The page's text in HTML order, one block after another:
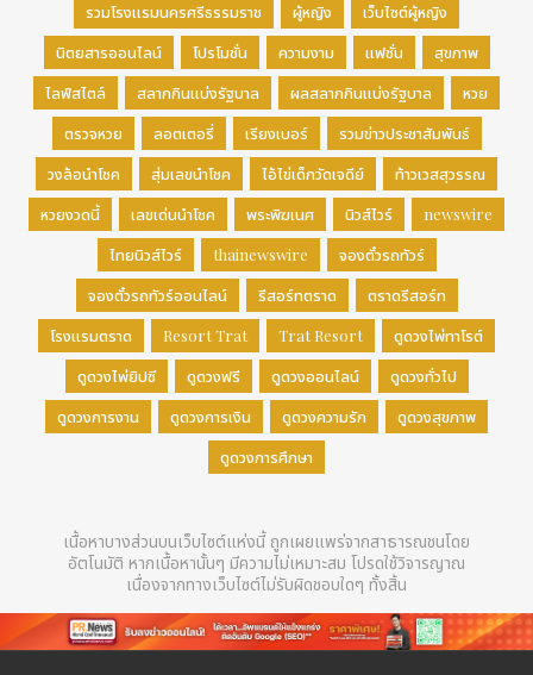
รวมโรงแรมนครศรีธรรมราช
ผู้หญิง
เว็บไซต์ผู้หญิง
นิตยสารออนไลน์
โปรโมชั่น ความงาม แฟชั่น
สุขภาพ
ไลฟ์สไตล์
สลากกินแบ่งรัฐบาล ผลสลากกินแบ่งรัฐบาล
หวย
ตรวจหวย
ลอตเตอรี่ เรียงเบอร์
รวมข่าวประชาสัมพันธ์
วงล้อนำโชค
สุ่มเลขนำโชค ไอ้ไข่เด็กวัดเจดีย์
ท้าวเวสสุวรรณ
หวยงวดนี้
เลขเด่นนำโชค พระพิฆเนศ นิวส์ไวร์
newswire
ไทยนิวส์ไวร์
thainewswire
จองตั๋วรถทัวร์
จองตั๋วรถทัวร์ออนไลน์
รีสอร์ทตราด
ตราดรีสอร์ท
โรงแรมตราด
Resort Trat Trat Resort
ดูดวงไพ่ทาโรต์
ดูดวงไพ่ยิปซี
ดูดวงฟรี ดูดวงออนไลน์
ดูดวงทั่วไป
ดูดวงการงาน
ดูดวงการเงิน ดูดวงความรัก
ดูดวงสุขภาพ
ดูดวงการศึกษา
เนื้อหาบางส่วนบนเว็บไซต์แห่งนี้ ถูกเผยแพร่จากสาธารณชนโดย
อัตโนมัติ หากเนื้อหานั้นๆ มีความไม่เหมาะสม โปรดใช้วิจารญาณ
เนื่องจากทางเว็บไซต์ไม่รับผิดชอบใดๆ ทั้งสิ้น